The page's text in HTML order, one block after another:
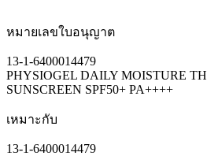
หมายเลขใบอนุญาต
13-1-6400014479
PHYSIOGEL DAILY MOISTURE
SUNSCREEN SPF50+ PA++++
เหมาะกับ
13-1-6400014479